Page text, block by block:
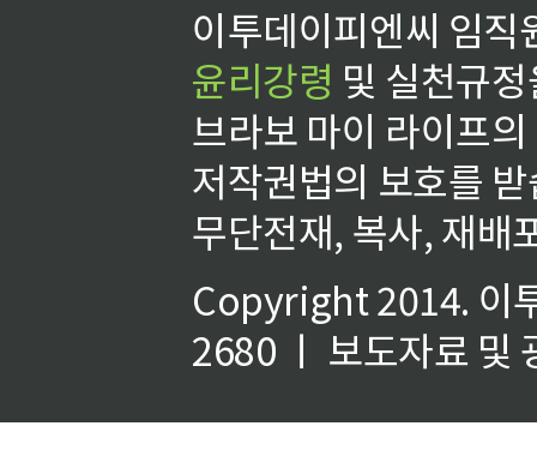
이투데이피엔씨 임
윤리강령 및 실천규
브라보 마이 라이프
저작권법의 보호를
무단전재, 복사, 재배
Copyright 2014. 이
2680 ㅣ 보도자료